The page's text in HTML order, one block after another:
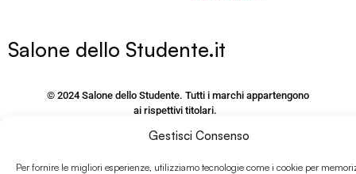
Gestisci Consenso
Per fornire le migliori esperienze, utilizziamo tecnologie come i cookie per
Salone dello Studente.it
© 2024 Salone dello Studente. Tutti i marchi appartengono
ai rispettivi titolari.
Editori S.r.l.